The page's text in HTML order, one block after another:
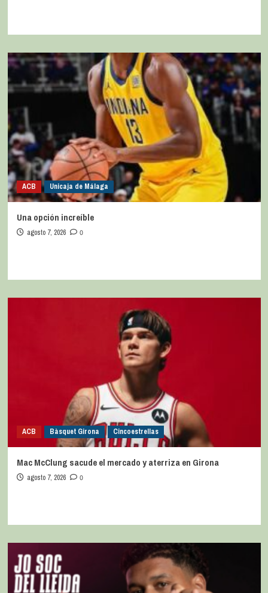
ACB Unicaja de Málaga
Una opción increíble
agosto 7, 2026 0
ACB Bàsquet Girona Cincoestrellas
Mac McClung sacude el mercado y aterriza en Girona
agosto 7, 2026 0